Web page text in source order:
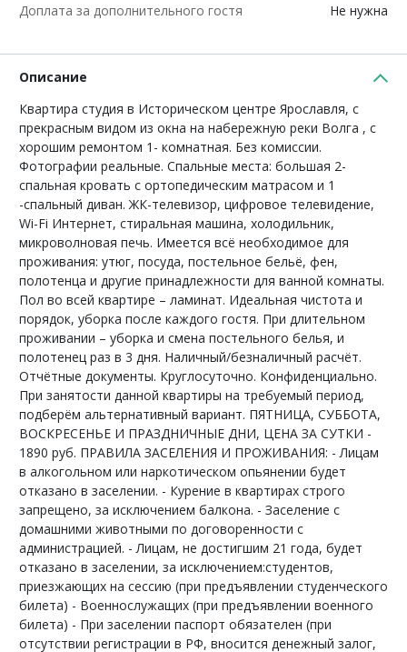
Доплата за дополнительного гостя
Не нужна
Описание
Квартира студия в Историческом центре Ярославля, с
прекрасным видом из окна на набережную реки Волга , с
хорошим ремонтом 1- комнатная. Без комиссии.
Фотографии реальные. Спальные места: большая 2-
спальная кровать с ортопедическим матрасом и 1
-спальный диван. ЖК-телевизор, цифровое телевидение,
Wi-Fi Интернет, стиральная машина, холодильник,
микроволновая печь. Имеется всё необходимое для
проживания: утюг, посуда, постельное бельё, фен,
полотенца и другие принадлежности для ванной комнаты.
Пол во всей квартире – ламинат. Идеальная чистота и
порядок, уборка после каждого гостя. При длительном
проживании – уборка и смена постельного белья, и
полотенец раз в 3 дня. Наличный/безналичный расчёт.
Отчётные документы. Круглосуточно. Конфиденциально.
При занятости данной квартиры на требуемый период,
подберём альтернативный вариант. ПЯТНИЦА, СУББОТА,
ВОСКРЕСЕНЬЕ И ПРАЗДНИЧНЫЕ ДНИ, ЦЕНА ЗА СУТКИ -
1890 руб. ПРАВИЛА ЗАСЕЛЕНИЯ И ПРОЖИВАНИЯ: - Лицам
в алкогольном или наркотическом опьянении будет
отказано в заселении. - Курение в квартирах строго
запрещено, за исключением балкона. - Заселение с
домашними животными по договоренности с
администрацией. - Лицам, не достигшим 21 года, будет
отказано в заселении, за исключением:студентов,
приезжающих на сессию (при предъявлении студенческого
билета) - Военнослужащих (при предъявлении военного
билета) - При заселении паспорт обязателен (при
отсутствии регистрации в РФ, вносится денежный залог,